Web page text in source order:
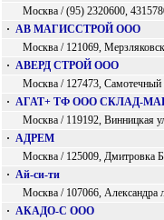
Москва / (95) 2320600,
· АВ МАГИССТРОЙ ООО
Москва / 121069,
· АВЕРД СТРОЙ ООО
Москва / 127473, Самотечный
· АГАТ+ ТФ ООО СКЛАД-
Москва / 119192, Винницкая
· АДРЕМ
Москва / 125009, Дмитровка Б.
· Ай-си-ти
Москва / 107066, Александра
· АКАДО-С ООО